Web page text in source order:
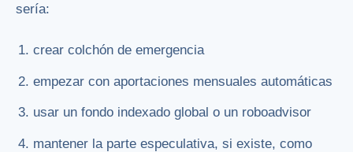
sería:
crear colchón de emergencia
empezar con aportaciones mensuales automáticas
usar un fondo indexado global o un roboadvisor
mantener la parte especulativa, si existe, como